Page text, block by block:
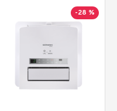
-28 %